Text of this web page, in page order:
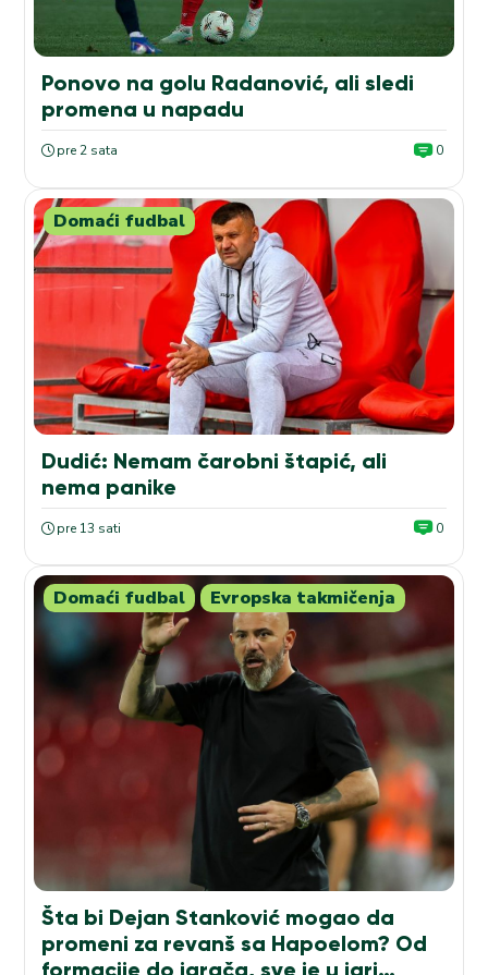
Ponovo na golu Radanović, ali sledi
promena u napadu
pre 2 sata 0
Domaći fudbal
Dudić: Nemam čarobni štapić, ali
nema panike
pre 13 sati 0
Domaći fudbal Evropska takmičenja
Šta bi Dejan Stanković mogao da
promeni za revanš sa Hapoelom? Od